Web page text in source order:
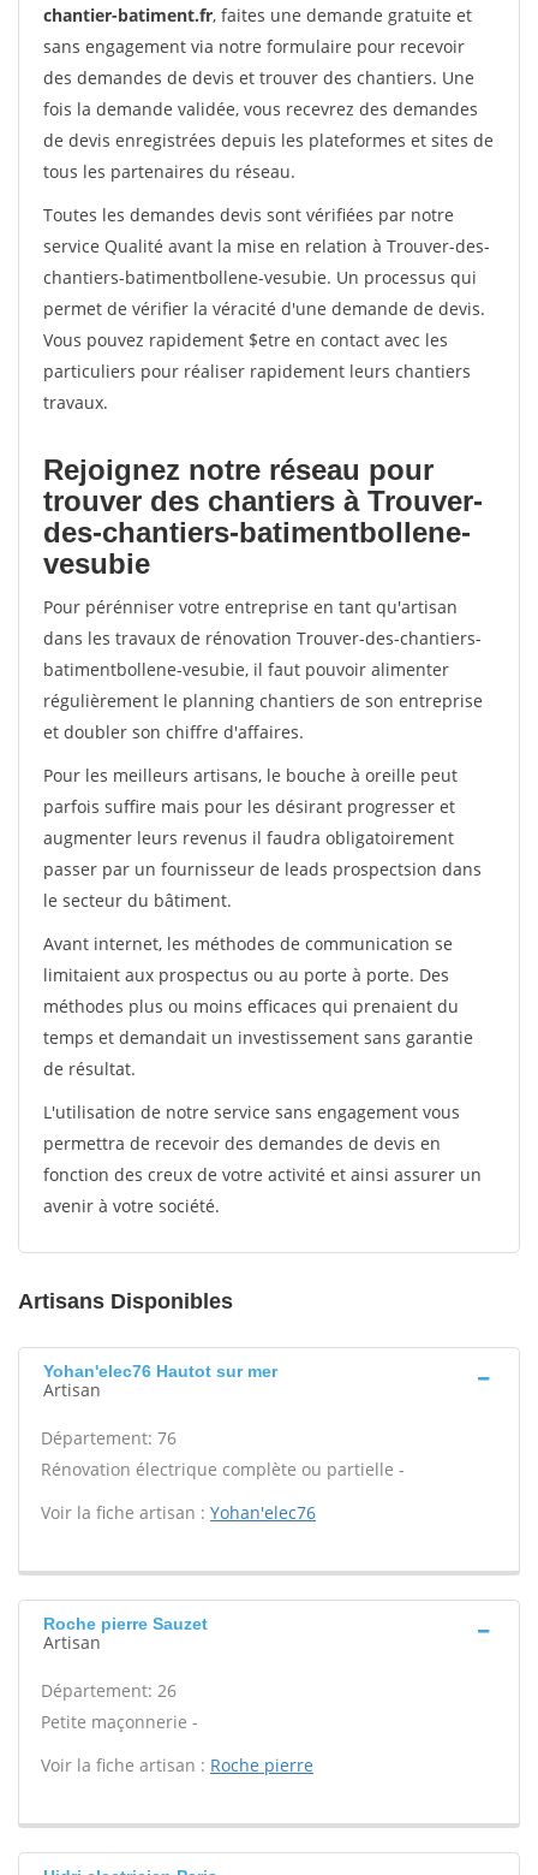
chantier-batiment.fr, faites une demande gratuite et
sans engagement via notre formulaire pour recevoir
des demandes de devis et trouver des chantiers. Une
fois la demande validée, vous recevrez des demandes
de devis enregistrées depuis les plateformes et sites de
tous les partenaires du réseau.
Toutes les demandes devis sont vérifiées par notre
service Qualité avant la mise en relation à Trouver-des-
chantiers-batimentbollene-vesubie. Un processus qui
permet de vérifier la véracité d'une demande de devis.
Vous pouvez rapidement $etre en contact avec les
particuliers pour réaliser rapidement leurs chantiers
travaux.
Rejoignez notre réseau pour
trouver des chantiers à Trouver-
des-chantiers-batimentbollene-
vesubie
Pour pérénniser votre entreprise en tant qu'artisan
dans les travaux de rénovation Trouver-des-chantiers-
batimentbollene-vesubie, il faut pouvoir alimenter
régulièrement le planning chantiers de son entreprise
et doubler son chiffre d'affaires.
Pour les meilleurs artisans, le bouche à oreille peut
parfois suffire mais pour les désirant progresser et
augmenter leurs revenus il faudra obligatoirement
passer par un fournisseur de leads prospectsion dans
le secteur du bâtiment.
Avant internet, les méthodes de communication se
limitaient aux prospectus ou au porte à porte. Des
méthodes plus ou moins efficaces qui prenaient du
temps et demandait un investissement sans garantie
de résultat.
L'utilisation de notre service sans engagement vous
permettra de recevoir des demandes de devis en
fonction des creux de votre activité et ainsi assurer un
avenir à votre société.
Artisans Disponibles
Yohan'elec76 Hautot sur mer
Artisan
Département: 76
Rénovation électrique complète ou partielle -
Voir la fiche artisan : Yohan'elec76
Roche pierre Sauzet
Artisan
Département: 26
Petite maçonnerie -
Voir la fiche artisan : Roche pierre